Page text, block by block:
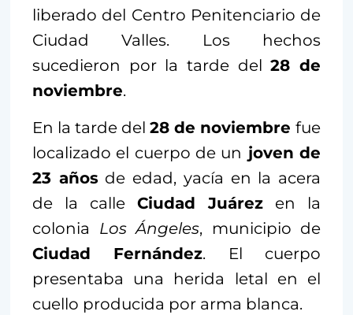
liberado del Centro Penitenciario de
Ciudad Valles. Los hechos
sucedieron por la tarde del28 de
noviembre.
En la tarde del 28 de noviembre fue
localizado el cuerpo de un joven de
23 años de edad, yacía en la acera
de la calle Ciudad Juárez en la
colonia Los Ángeles, municipio de
Ciudad Fernández. El cuerpo
presentaba una herida letal en el
cuello producida por arma blanca.